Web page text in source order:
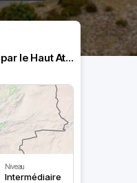
De Casablanca à Rabat par le Haut Atlas.
Niveau
Intermédiaire